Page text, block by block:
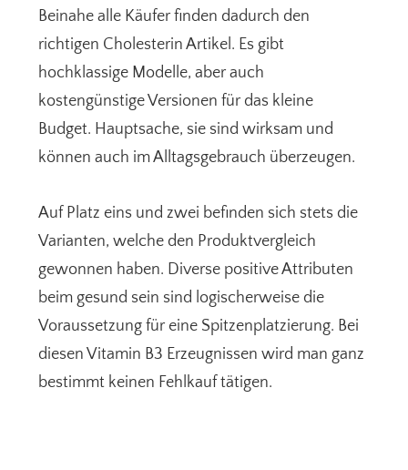
Beinahe alle Käufer finden dadurch den
richtigen Cholesterin Artikel. Es gibt
hochklassige Modelle, aber auch
kostengünstige Versionen für das kleine
Budget. Hauptsache, sie sind wirksam und
können auch im Alltagsgebrauch überzeugen.
Auf Platz eins und zwei befinden sich stets die
Varianten, welche den Produktvergleich
gewonnen haben. Diverse positive Attributen
beim gesund sein sind logischerweise die
Voraussetzung für eine Spitzenplatzierung. Bei
diesen Vitamin B3 Erzeugnissen wird man ganz
bestimmt keinen Fehlkauf tätigen.